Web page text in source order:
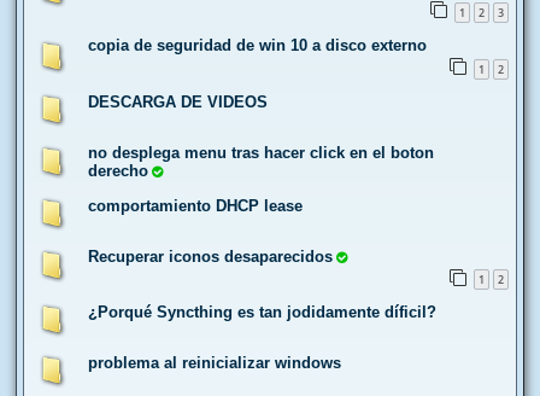
1 2 3
copia de seguridad de win 10 a disco externo
1 2
DESCARGA DE VIDEOS
no desplega menu tras hacer click en el boton
derecho
comportamiento DHCP lease
Recuperar iconos desaparecidos
1 2
¿Porqué Syncthing es tan jodidamente díficil?
problema al reinicializar windows